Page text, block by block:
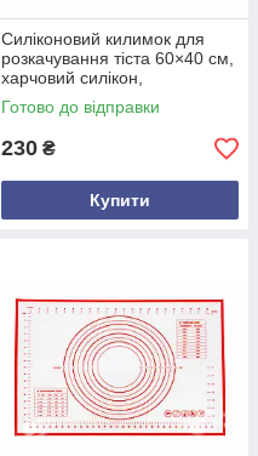
Силіконовий килимок для
розкачування тіста 60×40 см,
харчовий силікон,
антипригарне покриття,
маркування для точного різу,
Готово до відправки
230 ₴
Купити